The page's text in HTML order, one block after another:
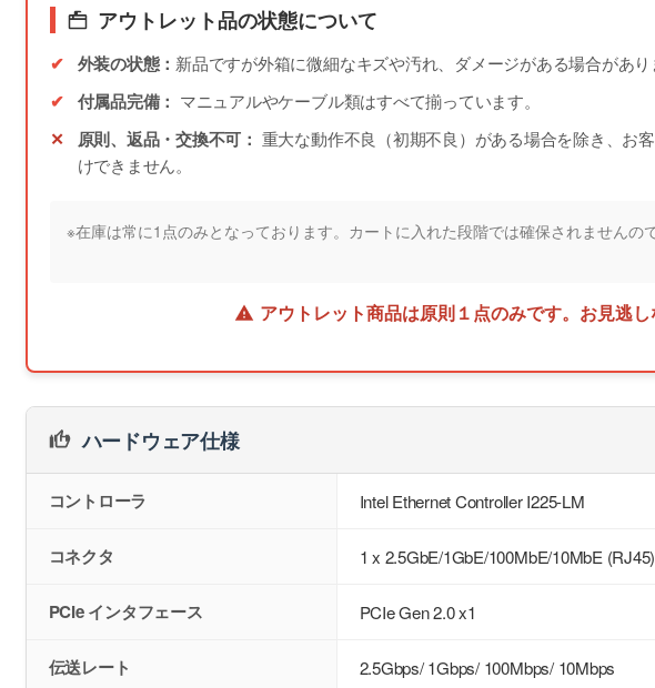
アウトレット品の状態について
外装の状態： 新品ですが外箱に微細なキズや汚れ、ダメージがある場合があり
付属品完備： マニュアルやケーブル類はすべて揃っています。
原則、返品・交換不可： 重大な動作不良（初期不良）がある場合を除き、お
けできません。
※在庫は常に1点のみとなっております。カートに入れた段階では確保されませんの
アウトレット商品は原則１点のみです。お見逃し
ハードウェア仕様
コントローラ Intel Ethernet Controller I225-LM
コネクタ 1 x 2.5GbE/1GbE/100MbE/10MbE (RJ45)
PCIe インタフェース PCIe Gen 2.0 x1
伝送レート 2.5Gbps/ 1Gbps/ 100Mbps/ 10Mbps